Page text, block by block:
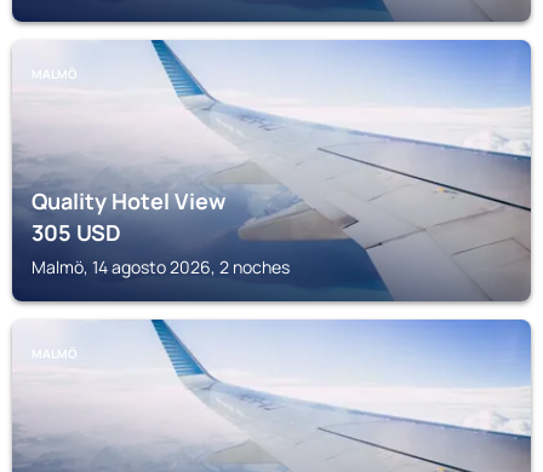
MALMÖ
Quality Hotel View
305USD
Malmö, 14 agosto 2026, 2 noches
MALMÖ